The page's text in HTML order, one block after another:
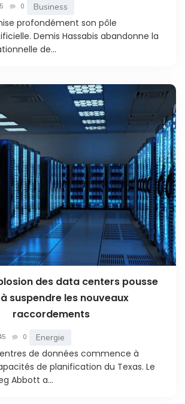
0 Business
profondément son pôle
Demis Hassabis abandonne la
de...
des data centers pousse
à suspendre les nouveaux
raccordements
0 Energie
de données commence à
de planification du Texas. Le
Abbott a...